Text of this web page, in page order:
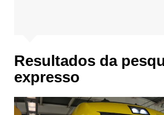
Resultados da
expresso